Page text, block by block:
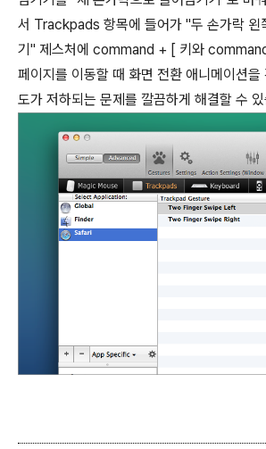
서 Trackpads 항목에 들어가 "두 손가락 왼
기" 제스처에 command + [ 키와
페이지를 이동할 때 화면 전환 애니메이션을
도가 저하되는 문제를 깔끔하게 해결할 수